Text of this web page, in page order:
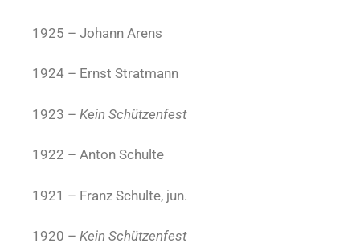
1925 – Johann Arens
1924 – Ernst Stratmann
1923 – Kein Schützenfest
1922 – Anton Schulte
1921 – Franz Schulte, jun.
1920 – Kein Schützenfest